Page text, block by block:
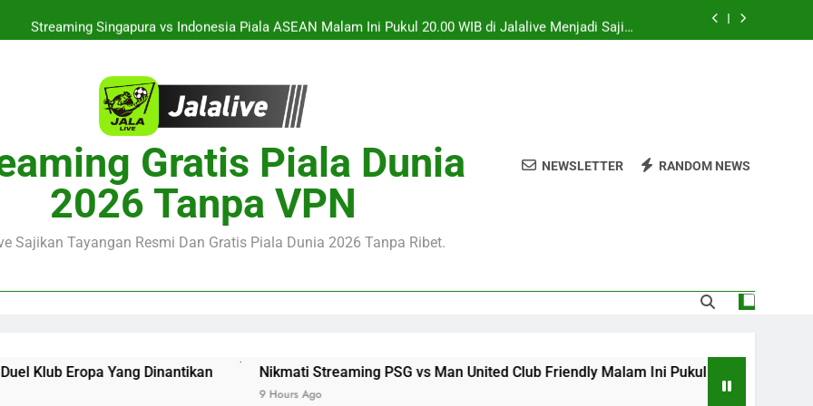
Streaming Singapura vs Indonesia Piala ASEAN Malam Ini Pukul 20.00 WIB di Jalalive Menjadi Sajian
Menarik Untuk Pecinta Sepak Bola Nasional
Streaming Jalalive Barcelona vs Nottingham Forest Club Friendly Dini Hari Ini Pukul 02.00 WIB Membawa
Pengalaman Mengikuti Duel Klub Eropa Yang Dinantikan
Nikmati Streaming PSG vs Man United Club Friendly Malam Ini Pukul 22.00 WIB Bersama Jalalive Dengan
Kemasan Laga Pramusim Modern dan Menghibur
Streaming Singapura vs Indonesia Piala ASEAN Malam Ini Pukul 20.00 WIB di Jalalive Menjadi Sajian
Jalalive Aston Villa vs Bayern Club Friendly Malam Ini Pukul 19.00 WIB Menghadirkan Berita Terbaru Duel
Persahabatan Dua Klub Terkenal Dari Inggris Dan Jerman
Gratis Piala Dunia
2026 Tanpa VPN
Sajikan Tayangan Resmi Dan Gratis Piala Dunia 2026 Tanpa Ribet.
NEWSLETTER RANDOM NEWS
Dinantikan Nikmati Streaming PSG vs Man United Club Friendly Malam Ini Pukul 22.00 WIB Bersama Jalalive